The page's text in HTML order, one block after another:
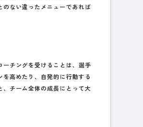
のない違ったメニューであれば
ーチングを受けることは、選手
を高めたり、自発的に行動する
、チーム全体の成長にとって大